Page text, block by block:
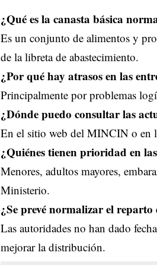
¿Qué es la canasta básica
Es un conjunto de alimentos y
de la libreta de abastecimiento.
¿Por qué hay atrasos en las
Principalmente por problemas
¿Dónde puedo consultar las
En el sitio web del MINCIN o en
¿Quiénes tienen prioridad en
Menores, adultos mayores,
Ministerio.
¿Se prevé normalizar el
Las autoridades no han dado
mejorar la distribución.